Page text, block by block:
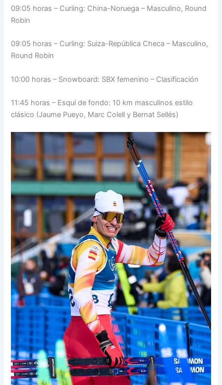
09:05 horas – Curling: China-Noruega – Masculino, Round
Robin
09:05 horas – Curling: Suiza-República Checa – Masculino,
Round Robin
10:00 horas – Snowboard: SBX femenino – Clasificación
11:45 horas – Esquí de fondo: 10 km masculinos estilo
clásico (Jaume Pueyo, Marc Colell y Bernat Sellés)